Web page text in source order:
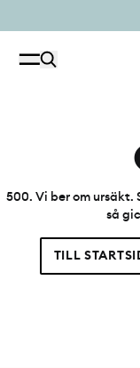
500. Vi ber om ursäkt.
så
TILL